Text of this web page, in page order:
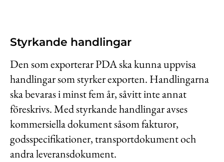
Styrkande handlingar
Den som exporterar PDA ska kunna uppvisa
handlingar som styrker exporten. Handlingarna
ska bevaras i minst fem år, såvitt inte annat
föreskrivs. Med styrkande handlingar avses
kommersiella dokument såsom fakturor,
godsspecifikationer, transportdokument och
andra leveransdokument.